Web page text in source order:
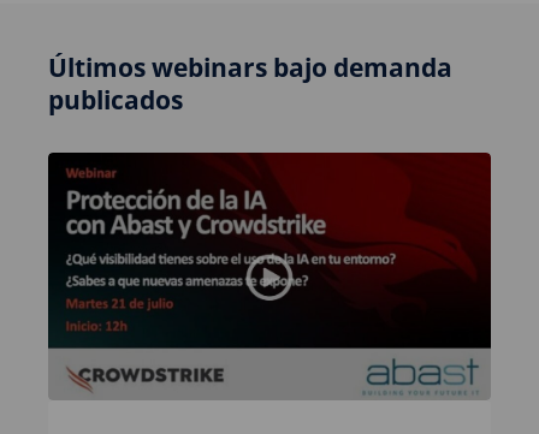
Últimos webinars bajo demanda
publicados